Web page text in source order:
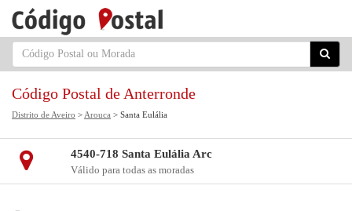
Código Postal de Anterronde
Distrito de Aveiro > Arouca > Santa Eulália
4540-718 Santa Eulália Arc
Válido para todas as moradas